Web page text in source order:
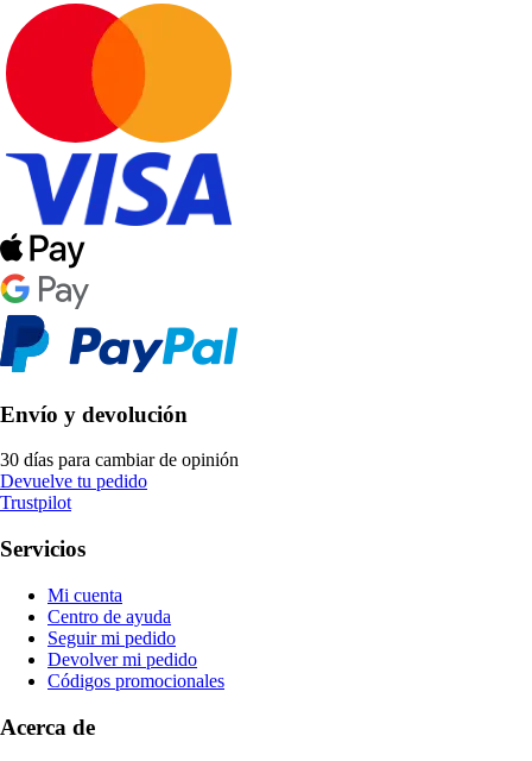
Envío y devolución
30 días para cambiar de opinión
Devuelve tu pedido
Trustpilot
Servicios
Mi cuenta
Centro de ayuda
Seguir mi pedido
Devolver mi pedido
Códigos promocionales
Acerca de